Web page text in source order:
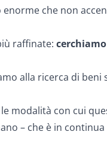
che non
raffinate:
alla ricerca di
modalità con cui
– che è in